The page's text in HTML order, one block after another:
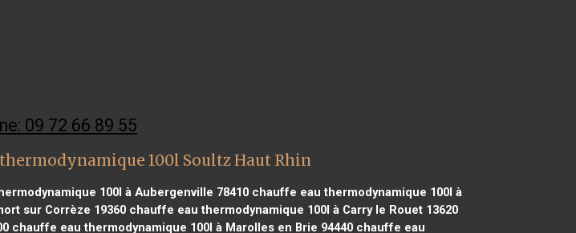
09 72 66 89 55
100l Soultz Haut Rhin
100l à Aubergenville 78410chauffe eau thermodynamique 100l à
sur Corrèze 19360 chauffe eau thermodynamique 100l à Carry le Rouet 13620
chauffe eau thermodynamique 100l à Marolles en Brie 94440chauffe eau